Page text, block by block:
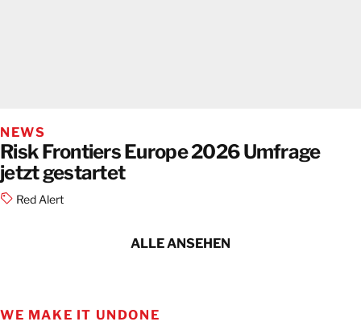
NEWS
Risk Frontiers Europe 2026 Umfrage
jetzt gestartet
Red Alert
ALLE ANSEHEN
WE MAKE IT UNDONE